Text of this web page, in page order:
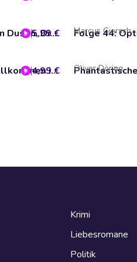
Professor van Dusen, Die neuen Fälle, Fall 31: Professor van Dusen hört das Gras wachsen
5,99 € Marcus Giersch
Folge 41: Willkommen in Paris / Chloé sieht gelb (Das Original-Hörspiel zur TV-Serie)
4,99 € Oliver Döring
Krimi
Liebesromane
Politik